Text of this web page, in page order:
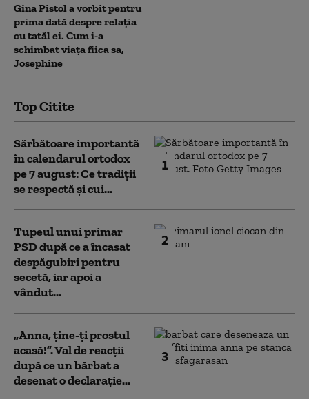
Gina Pistol a vorbit pentru
prima dată despre relația
cu tatăl ei. Cum i-a
schimbat viața fiica sa,
Josephine
Top Citite
1
Sărbătoare importantă
în calendarul ortodox
pe 7 august: Ce tradiții
se respectă și cui...
2
Tupeul unui primar
PSD după ce a încasat
despăgubiri pentru
secetă, iar apoi a
vândut...
3
„Anna, ţine-ţi prostul
acasă!”. Val de reacții
după ce un bărbat a
desenat o declarație...